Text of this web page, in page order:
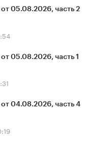
05.08.2026, часть 2
05.08.2026, часть 1
04.08.2026, часть 4